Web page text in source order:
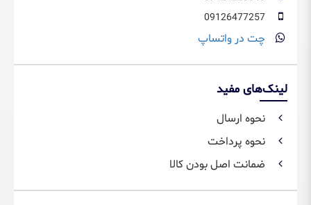
چت در واتساپ
لینک‌های مفید
نحوه ارسال
نحوه پرداخت
ضمانت اصل بودن کالا